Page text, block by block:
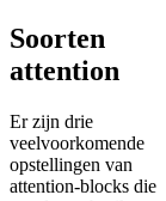
Soorten
attention
Er zijn drie
veelvoorkomende
opstellingen van
attention-blocks die